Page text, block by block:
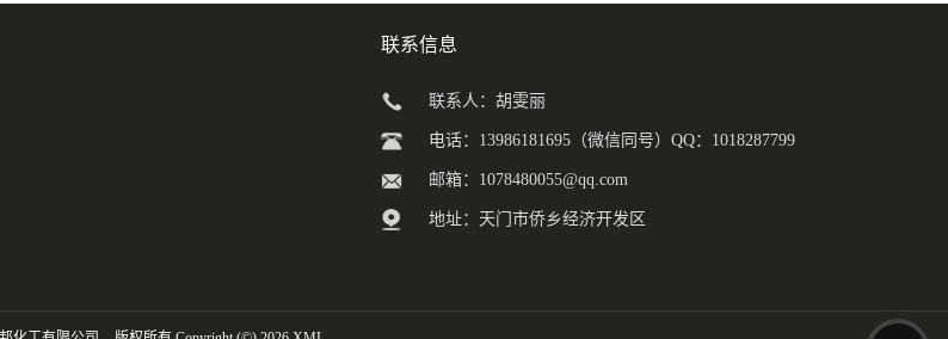
联系信息
联系人：胡雯丽
电话：13986181695（微信同号）QQ：1018287799
邮箱： 1078480055@qq.com
地址：天门市侨乡经济开发区